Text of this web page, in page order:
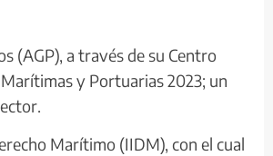
(AGP), a través de su Centro
y Portuarias 2023; un
Marítimo (IIDM), con el cual